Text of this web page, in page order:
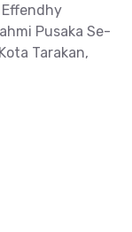
Effendhy
Pusaka Se-
Tarakan,